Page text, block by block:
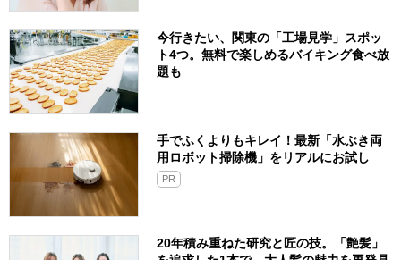
今行きたい、関東の「工場見学」スポッ
ト4つ。無料で楽しめるバイキング食べ放
題も
手でふくよりもキレイ！最新「水ぶき両
用ロボット掃除機」をリアルにお試し
PR
20年積み重ねた研究と匠の技。「艶髪」